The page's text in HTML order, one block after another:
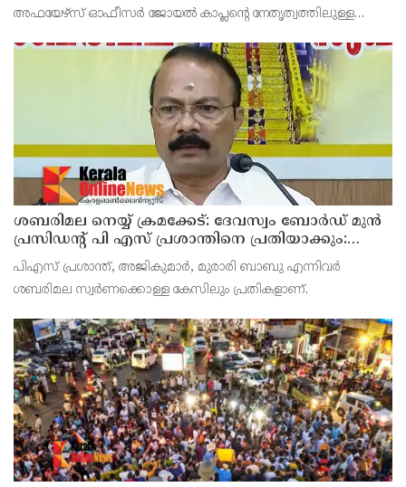
അഫയേഴ്‌സ് ഓഫീസര്‍ ജോയല്‍ കാപ്ലന്റെ നേതൃത്വത്തിലുള്ള
കൂടിക്കാഴ്ചയില്‍ ശക്തമായ മുന്നറിയിപ്പാണ് നല്‍കിയ
ശബരിമല നെയ്യ് ക്രമക്കേട്: ദേവസ്വം ബോര്‍ഡ് മുന്‍
പ്രസിഡന്റ് പി എസ് പ്രശാന്തിനെ പ്രതിയാക്കും:
ദേവസ്വം വിജിലന്‍സ്
പിഎസ് പ്രശാന്ത്, അജികുമാര്‍, മുരാരി ബാബു എന്നിവര്‍
ശബരിമല സ്വര്‍ണക്കൊള്ള കേസിലും പ്രതികളാണ്.